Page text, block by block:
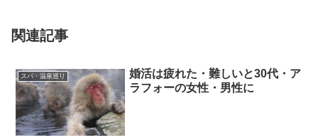
関連記事
スパ・温泉巡り
婚活は疲れた・難しいと30代・ア
ラフォーの女性・男性に